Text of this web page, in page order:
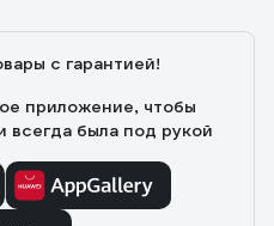
аккуратнее, я на 1
с гарантией!
приложение, чтобы
всегда была под рукой